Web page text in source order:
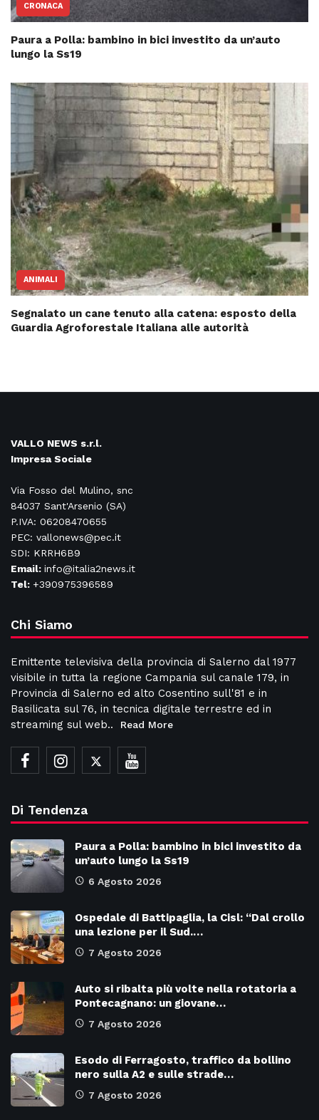
CRONACA
Paura a Polla: bambino in bici investito da un’auto
lungo la Ss19
ANIMALI
Segnalato un cane tenuto alla catena: esposto della
Guardia Agroforestale Italiana alle autorità
VALLO NEWS s.r.l.
Impresa Sociale
Via Fosso del Mulino, snc
84037 Sant'Arsenio (SA)
P.IVA: 06208470655
PEC: vallonews@pec.it
SDI: KRRH6B9
Email: info@italia2news.it
Tel: +390975396589
Chi Siamo
Emittente televisiva della provincia di Salerno dal 1977
visibile in tutta la regione Campania sul canale 179, in
Provincia di Salerno ed alto Cosentino sull'81 e in
Basilicata sul 76, in tecnica digitale terrestre ed in
streaming sul web..
Read More
Di Tendenza
Paura a Polla: bambino in bici investito da
un’auto lungo la Ss19
6 Agosto 2026
Ospedale di Battipaglia, la Cisl: “Dal crollo
una lezione per il Sud.…
7 Agosto 2026
Auto si ribalta più volte nella rotatoria a
Pontecagnano: un giovane…
7 Agosto 2026
Esodo di Ferragosto, traffico da bollino
nero sulla A2 e sulle strade…
7 Agosto 2026